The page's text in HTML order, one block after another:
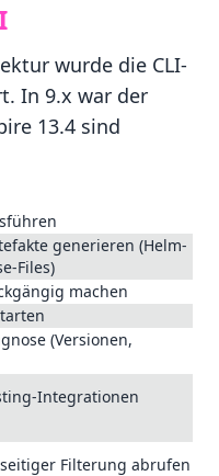
wurde die CLI-
In 9.x war der
13.4 sind
generieren (Helm-
Files)
machen
(Versionen,
Integrationen
Filterung abrufen